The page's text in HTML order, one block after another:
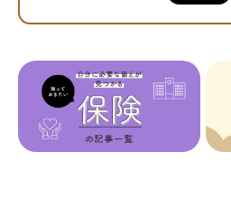
（B）民間保険の相場例
「社会保険」を徹底解説
健康保険の選択肢は３